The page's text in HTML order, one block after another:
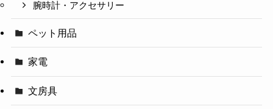
腕時計・アクセサリー
ペット用品
家電
文房具